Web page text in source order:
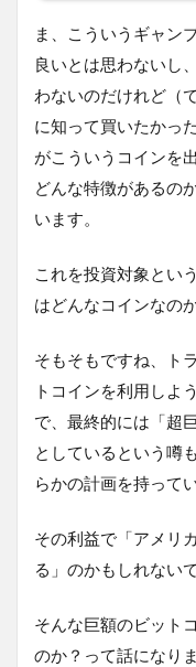
ま、こういうギャン
良いとは思わないし
わないのだけれど（
に知って買いたかっ
がこういうコインを
どんな特徴があるの
います。
これを投資対象とい
はどんなコインなの
そもそもですね、ト
トコインを利用しよ
で、最終的には「超
としているという噂
らかの計画を持って
その利益で「アメリ
る」のかもしれない
そんな巨額のビット
のか？って話になり